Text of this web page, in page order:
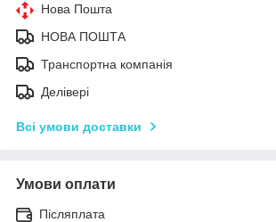
Нова Пошта
НОВА ПОШТА
Транспортна компанія
Делівері
Всі умови доставки
Умови оплати
Післяплата